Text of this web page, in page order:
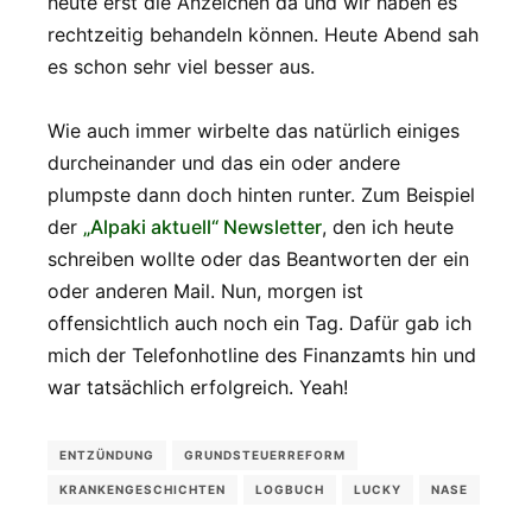
rechtzeitig behandeln können. Heute Abend sah
es schon sehr viel besser aus.
Wie auch immer wirbelte das natürlich einiges
durcheinander und das ein oder andere
plumpste dann doch hinten runter. Zum Beispiel
der „Alpaki aktuell“ Newsletter, den ich heute
schreiben wollte oder das Beantworten der ein
oder anderen Mail. Nun, morgen ist
offensichtlich auch noch ein Tag. Dafür gab ich
mich der Telefonhotline des Finanzamts hin und
war tatsächlich erfolgreich. Yeah!
ENTZÜNDUNG GRUNDSTEUERREFORM
KRANKENGESCHICHTEN LOGBUCH LUCKY NASE